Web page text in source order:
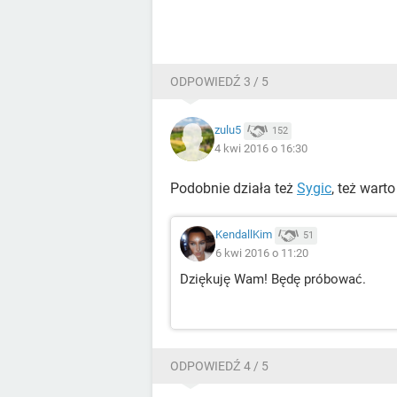
ODPOWIEDŹ 3 / 5
zulu5 152
4 kwi 2016 o 16:30
Podobnie działa też Sygic, też
KendallKim 51
6 kwi 2016 o 11:20
Dziękuję Wam! Będę próbować.
ODPOWIEDŹ 4 / 5